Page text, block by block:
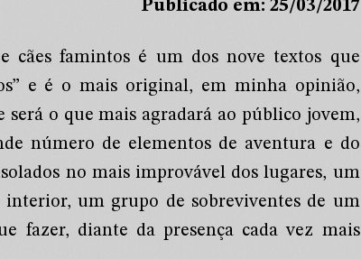
Publicado em: 25/03/2017
cães famintos é um dos nove textos que
e é o mais original, em minha opinião,
o que mais agradará ao público jovem,
número de elementos de aventura e do
no mais improvável dos lugares, um
um grupo de sobreviventes de um
fazer, diante da presença cada vez mais